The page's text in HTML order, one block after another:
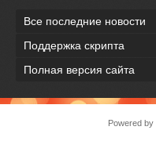
Все последние новости
Поддержка скрипта
Полная версия сайта
Powered by